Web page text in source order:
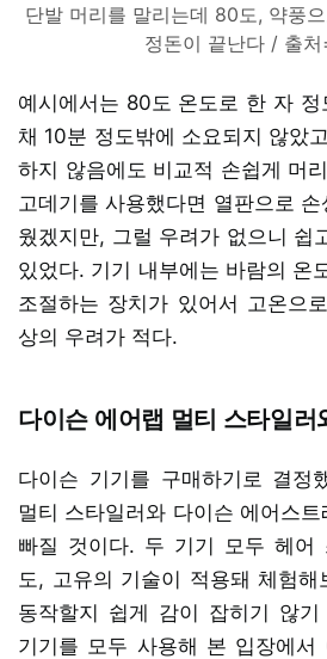
단발 머리를 말리는데 80도, 약풍
정돈이 끝난다 / 출
예시에서는 80도 온도로 한 자 정
채 10분 정도밖에 소요되지 않았
하지 않음에도 비교적 손쉽게 머
고데기를 사용했다면 열판으로
웠겠지만, 그럴 우려가 없으니 쉽
있었다. 기기 내부에는 바람의 온
조절하는 장치가 있어서 고온으
상의 우려가 적다.
다이슨 에어랩 멀티 스타일러
다이슨 기기를 구매하기로 결정
멀티 스타일러와 다이슨 에어스
빠질 것이다. 두 기기 모두 헤어
도, 고유의 기술이 적용돼 체험해
동작할지 쉽게 감이 잡히기 않
기기를 모두 사용해 본 입장에서